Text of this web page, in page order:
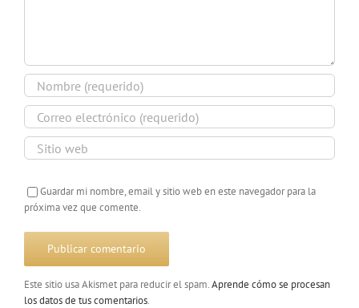
Guardar mi nombre, email y sitio web en este navegador para la
próxima vez que comente.
Este sitio usa Akismet para reducir el spam.Aprende cómo se procesan
los datos de tus comentarios.